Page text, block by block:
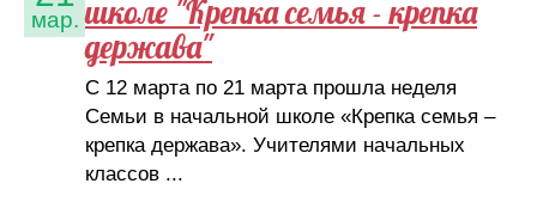
мар. школе "Крепка семья - крепка
держава"
С 12 марта по 21 марта прошла неделя
Семьи в начальной школе «Крепка семья –
крепка держава». Учителями начальных
классов ...